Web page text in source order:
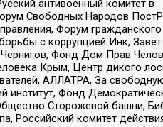
антивоенный комитет в
Свободных Народов
Форум гражданского
с коррупцией Инк, Завет
Фонд Дом Прав
Крым, Центр дикого
АЛЛАТРА, За
институт, Фонд
Сторожевой башни,
Российский комитет